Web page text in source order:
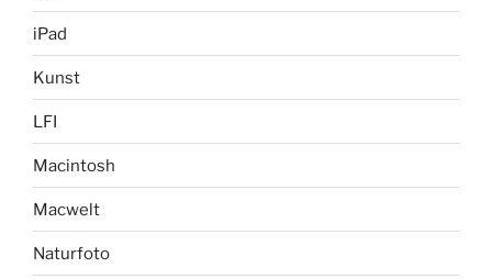
iPad
Kunst
LFI
Macintosh
Macwelt
Naturfoto